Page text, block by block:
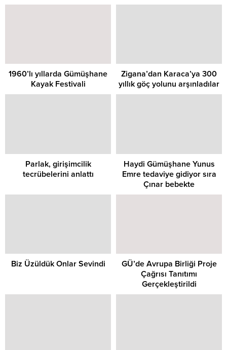
1960’lı yıllarda Gümüşhane
Kayak Festivali
Zigana’dan Karaca’ya 300
yıllık göç yolunu arşınladılar
Parlak, girişimcilik
tecrübelerini anlattı
Haydi Gümüşhane Yunus
Emre tedaviye gidiyor sıra
Çınar bebekte
Biz Üzüldük Onlar Sevindi
GÜ’de Avrupa Birliği Proje
Çağrısı Tanıtımı
Gerçekleştirildi